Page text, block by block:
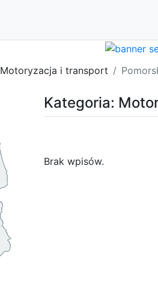
Motoryzacja i transport
Kategoria:
Brak wpisów.